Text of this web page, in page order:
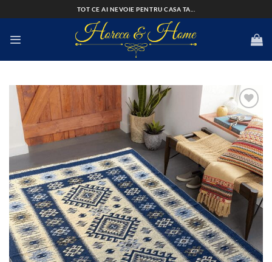
to
TOT CE AI NEVOIE PENTRU CASA TA...
Add to
wishlist